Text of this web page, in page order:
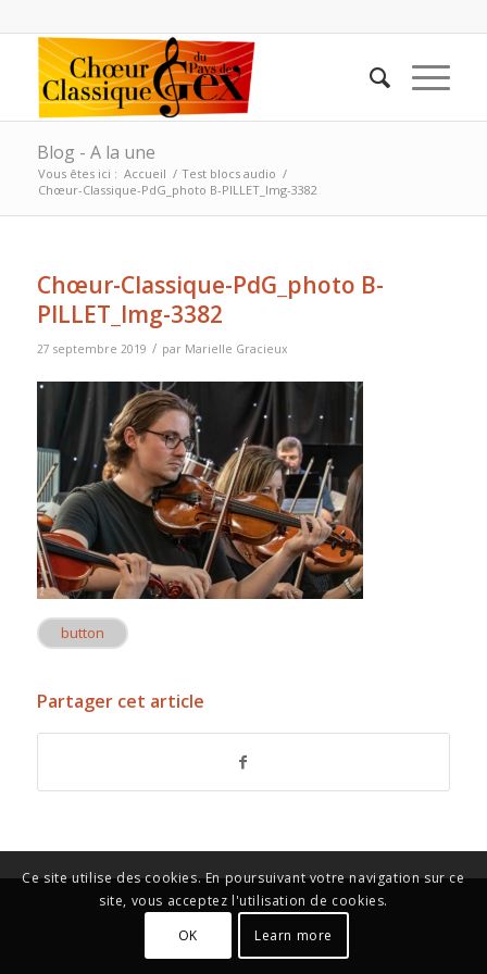
Blog - A la une
Vous êtes ici : Accueil / Test blocs audio /
Chœur-Classique-PdG_photo B-PILLET_Img-3382
Chœur-Classique-PdG_photo B-
PILLET_Img-3382
27 septembre 2019 / par Marielle Gracieux
button
Partager cet article
Ce site utilise des cookies. En poursuivant votre navigation sur ce
site, vous acceptez l'utilisation de cookies.
OK
Learn more